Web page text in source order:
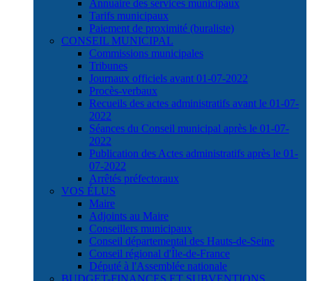
Annuaire des services municipaux
Tarifs municipaux
Paiement de proximité (buraliste)
CONSEIL MUNICIPAL
Commissions municipales
Tribunes
Journaux officiels avant 01-07-2022
Procès-verbaux
Recueils des actes administratifs avant le 01-07-
2022
Séances du Conseil municipal après le 01-07-
2022
Publication des Actes administratifs après le 01-
07-2022
Arrêtés préfectoraux
VOS ÉLUS
Maire
Adjoints au Maire
Conseillers municipaux
Conseil départemental des Hauts-de-Seine
Conseil régional d'Île-de-France
Député à l'Assemblée nationale
BUDGET-FINANCES ET SUBVENTIONS